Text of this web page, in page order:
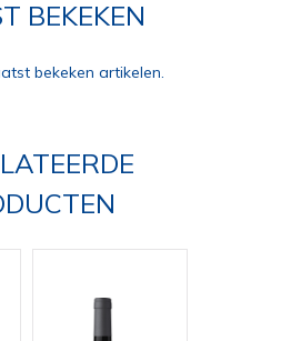
BEKEKEN
bekeken artikelen.